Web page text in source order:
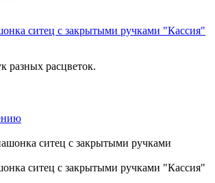
ситец с закрытыми ручками "Кассия"
разных расцветок.
ситец с закрытыми ручками "Кассия"